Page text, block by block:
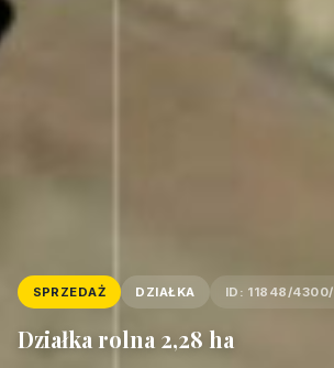
SPRZEDAŻ DZIAŁKA ID: 11848/4300/
Działka rolna 2,28 ha